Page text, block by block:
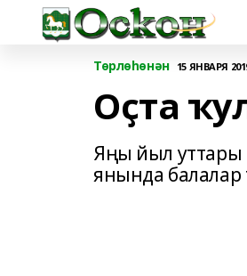
Төрлөһөнән 15 ЯНВАРЯ
Оҫта
Яңы йыл уттары
янында